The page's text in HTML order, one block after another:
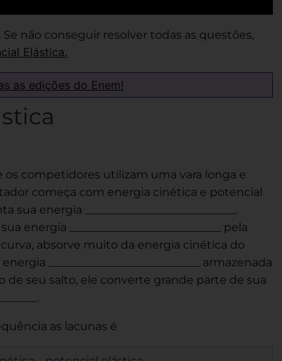
não conseguir resolver todas as questões,
Elástica.
as edições do Enem!
competidores utilizam uma vara longa e
começa com energia cinética e potencial
energia ___________________________.
___________________________ pela
absorve muito da energia cinética do
___________________________ armazenada
de seu salto, ele converte grande parte de sua
as lacunas é